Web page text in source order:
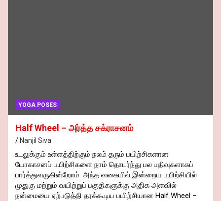
YOGA POSES
Half Wheel – அர்த்த சக்ராசனம்
Nanjil Siva
உடலுக்கும் உள்ளத்திற்கும் நலம் தரும் பயிற்சிகளான
யோகாசனப் பயிற்சிகளை நாம் தொடர்ந்து பல பதிவுகளாகப்
பார்த்துவருகின்றோம். அந்த வகையில் இன்றைய பயிற்சியில்
முதுகு மற்றும் வயிற்றுப் பகுதிகளுக்கு அதிக அளவில்
நன்மையை ஏற்படுத்தி தரக்கூடிய பயிற்சியான Half Wheel –